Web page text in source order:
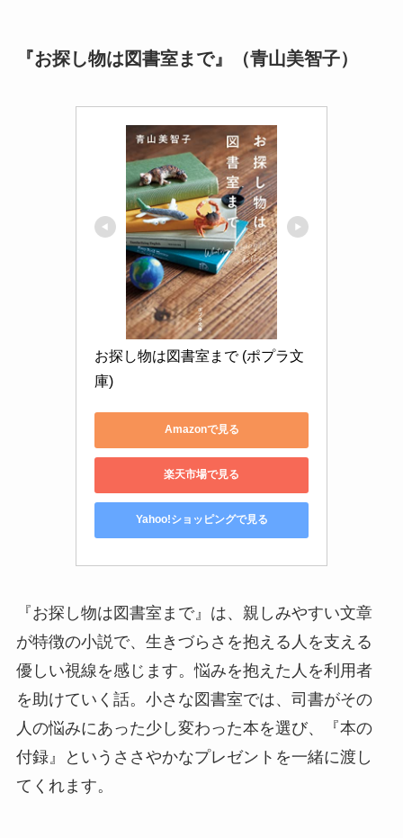
『お探し物は図書室まで』（青山美智子）
お探し物は図書室まで (ポプラ文
庫)
Amazonで見る
楽天市場で見る
Yahoo!ショッピングで見る
『お探し物は図書室まで』は、親しみやすい文章
が特徴の小説で、生きづらさを抱える人を支える
優しい視線を感じます。悩みを抱えた人を利用者
を助けていく話。小さな図書室では、司書がその
人の悩みにあった少し変わった本を選び、『本の
付録』というささやかなプレゼントを一緒に渡し
てくれます。